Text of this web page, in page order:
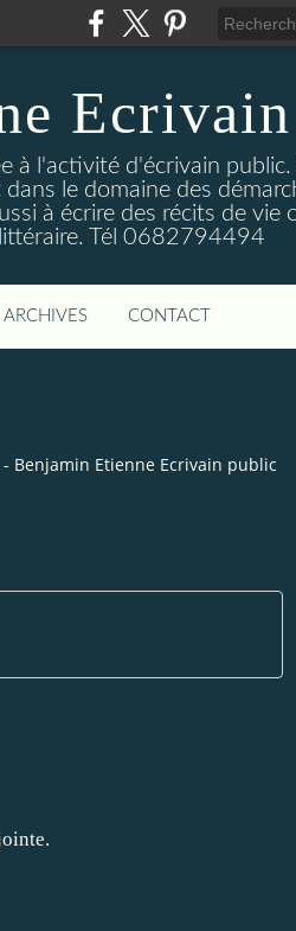
à l'activité d'écrivain
le domaine des
à écrire des récits de vie
Tél 0682794494
ARCHIVES CONTACT
Benjamin Etienne Ecrivain public